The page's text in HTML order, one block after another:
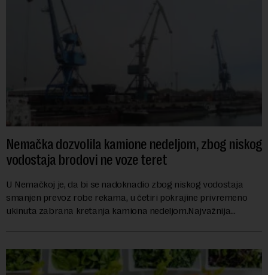
Nemačka dozvolila kamione nedeljom, zbog niskog
vodostaja brodovi ne voze teret
U Nemačkoj je, da bi se nadoknadio zbog niskog vodostaja
smanjen prevoz robe rekama, u četiri pokrajine privremeno
ukinuta zabrana kretanja kamiona nedeljom.Najvažnija